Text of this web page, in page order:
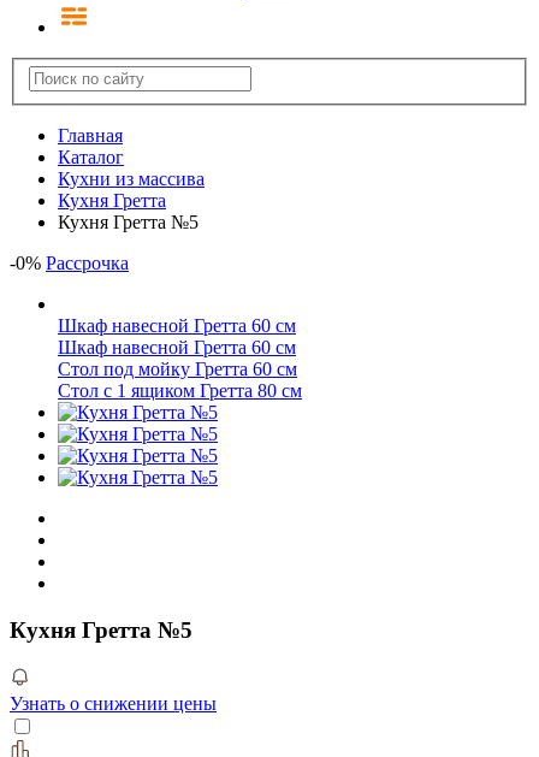
Главная
Каталог
Кухни из массива
Кухня Гретта
Кухня Гретта №5
-0% Рассрочка
Шкаф навесной Гретта 60 см
Шкаф навесной Гретта 60 см
Стол под мойку Гретта 60 см
Стол с 1 ящиком Гретта 80 см
Кухня Гретта №5
Узнать о снижении цены